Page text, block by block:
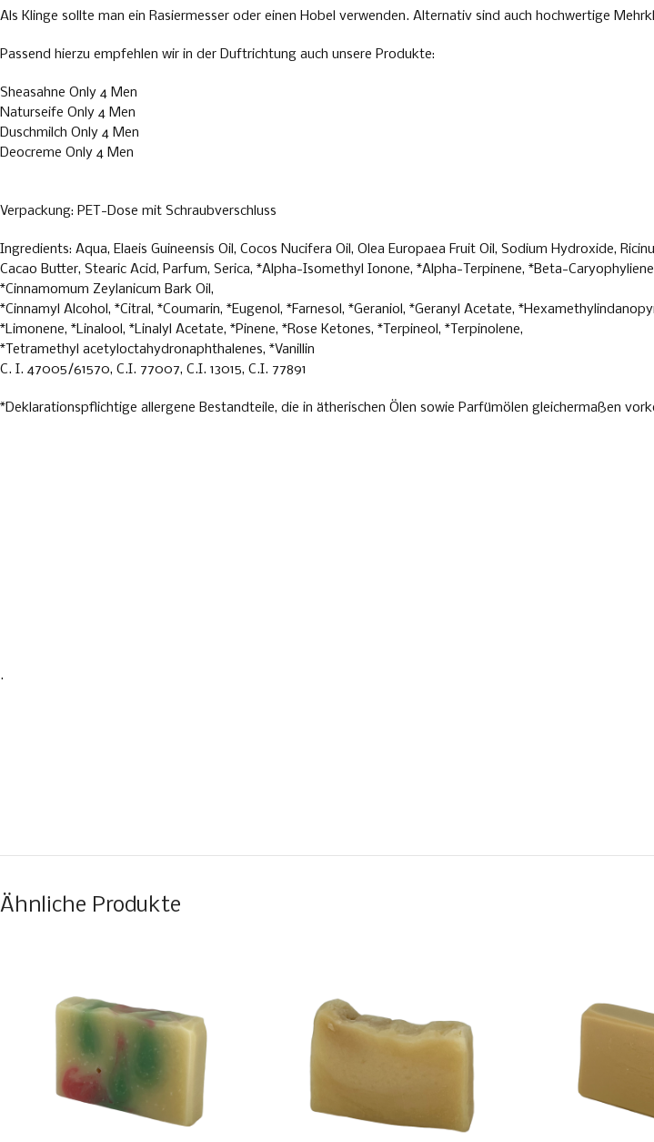
Als Klinge sollte man ein Rasiermesser oder einen Hobel verwenden. Alternativ sind auch hochwertige
Passend hierzu empfehlen wir in der Duftrichtung auch unsere Produkte:
Sheasahne Only 4 Men
Naturseife Only 4 Men
Duschmilch Only 4 Men
Deocreme Only 4 Men
Verpackung: PET-Dose mit Schraubverschluss
Ingredients: Aqua, Elaeis Guineensis Oil, Cocos Nucifera Oil, Olea Europaea Fruit Oil, Sodium Hydroxide,
Cacao Butter, Stearic Acid, Parfum, Serica, *Alpha-Isomethyl Ionone, *Alpha-Terpinene, *Beta-
*Cinnamomum Zeylanicum Bark Oil,
*Cinnamyl Alcohol, *Citral, *Coumarin, *Eugenol, *Farnesol, *Geraniol, *Geranyl Acetate,
*Limonene, *Linalool, *Linalyl Acetate, *Pinene, *Rose Ketones, *Terpineol, *Terpinolene,
*Tetramethyl acetyloctahydronaphthalenes, *Vanillin
C. I. 47005/61570, C.I. 77007, C.I. 13015, C.I. 77891
*Deklarationspflichtige allergene Bestandteile, die in ätherischen Ölen sowie Parfümölen gleichermaßen
.
Ähnliche Produkte